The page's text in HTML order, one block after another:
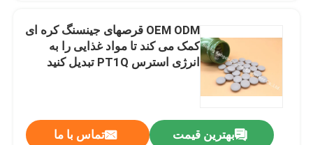
OEM ODM قرصهای جینسنگ کره ای
کمک می کند تا مواد غذایی را به
انرژی استرس PT1Q تبدیل کنید
بهترین قیمت تماس با ما